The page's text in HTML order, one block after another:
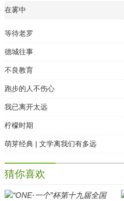
在雾中
等待老罗
德城往事
不良教育
跑步的人不伤心
我已离开太远
柠檬时期
萌芽经典 | 文学离我们有多远
猜你喜欢